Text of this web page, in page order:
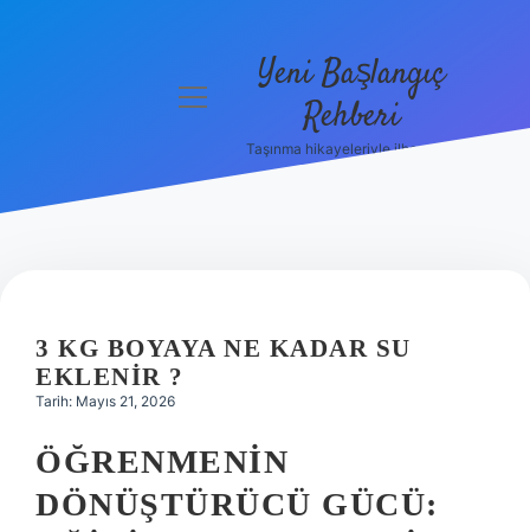
Politikası
menüyü
Yeni Başlangıç
Rehberi
Taşınma hikayeleriyle ilham bul!
3 KG BOYAYA NE KADAR SU
EKLENIR ?
Tarih: Mayıs 21, 2026
ÖĞRENMENIN
DÖNÜŞTÜRÜCÜ GÜCÜ: